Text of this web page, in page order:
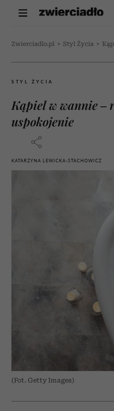
Zwierciadlo.pl > Styl Życia >
STYL ŻYCIA
Kąpiel w wannie –
uspokojenie
KATARZYNA LEWICKA-STACHOWICZ
(Fot. Getty Images)